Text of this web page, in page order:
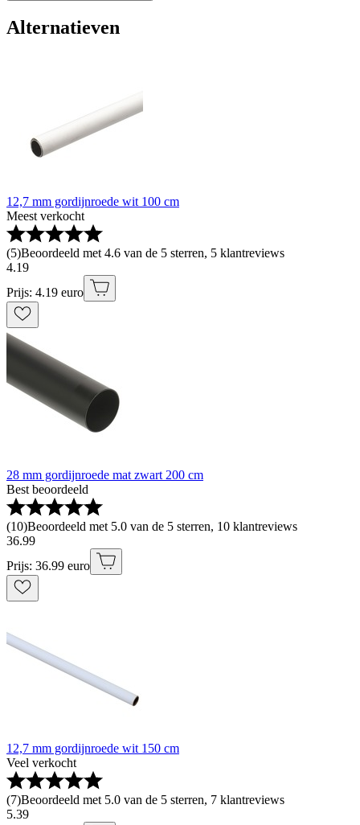
Alternatieven
12,7 mm gordijnroede wit 100 cm
Meest verkocht
(5)Beoordeeld met 4.6 van de 5 sterren, 5 klantreviews
4.19
Prijs: 4.19 euro
28 mm gordijnroede mat zwart 200 cm
Best beoordeeld
(10)Beoordeeld met 5.0 van de 5 sterren, 10 klantreviews
36.99
Prijs: 36.99 euro
12,7 mm gordijnroede wit 150 cm
Veel verkocht
(7)Beoordeeld met 5.0 van de 5 sterren, 7 klantreviews
5.39